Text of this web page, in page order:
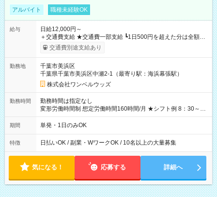
アルバイト 職種未経験OK
給与
日給12,000円～
＋交通費支給 ★交通費一部支給 ┗1日500円を超えた分は全額支
給！ ※往復500円以内の方は自己負担となります ★日払いOK！
（規定あり） ┗働いたその日に現金GET♪ お仕事後はコンビニ
なし
交通費別途支給あり
勤務地
千葉市美浜区
千葉県千葉市美浜区中瀬2-1（最寄り駅：海浜幕張駅）
株式会社ワンベルウッズ
勤務時間
勤務時間は指定なし
変形労働時間制 想定労働時間160時間/月 ★シフト例 8：30～
19：00
期間 単発・1日のみOK
特徴 日払いOK / 副業・WワークOK / 10名以上の大量募集
気になる！ 応募する 詳細へ